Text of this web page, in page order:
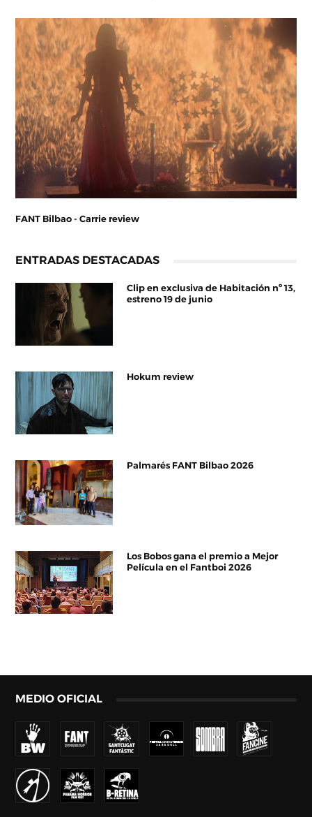
FANT Bilbao - Carrie review
ENTRADAS DESTACADAS
Clip en exclusiva de Habitación nº 13,
estreno 19 de junio
Hokum review
Palmarés FANT Bilbao 2026
Los Bobos gana el premio a Mejor
Película en el Fantboi 2026
MEDIO OFICIAL